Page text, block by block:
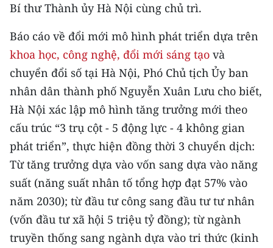
54 DÂN TỘC VIỆT NAM
CHƯƠNG TRÌNH OCOP - MỖI XÃ
MỘT SẢN PHẨM
RADIO
MEDIA CENTER
E-Magazine
Video
Media Chính trị
Media Kinh tế
Bí thư Thành ủy Hà Nội cùng chủ trì.
Báo cáo về đổi mới mô hình phát triển dựa trên
khoa học, công nghệ, đổi mới sáng tạo và
chuyển đổi số tại Hà Nội, Phó Chủ tịch Ủy ban
nhân dân thành phố Nguyễn Xuân Lưu cho biết,
Hà Nội xác lập mô hình tăng trưởng mới theo
cấu trúc “3 trụ cột - 5 động lực - 4 không gian
phát triển”, thực hiện đồng thời 3 chuyển dịch:
Từ tăng trưởng dựa vào vốn sang dựa vào năng
suất (năng suất nhân tố tổng hợp đạt 57% vào
năm 2030); từ đầu tư công sang đầu tư tư nhân
(vốn đầu tư xã hội 5 triệu tỷ đồng); từ ngành
truyền thống sang ngành dựa vào tri thức (kinh